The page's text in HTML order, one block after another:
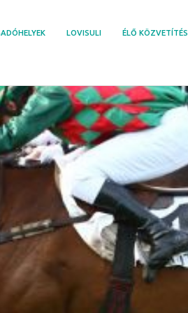
LOVISULI ÉLŐ KÖZVETÍTÉS